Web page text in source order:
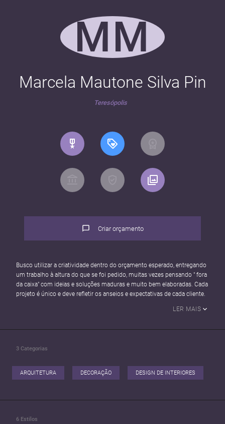
MM
Marcela Mautone Silva Pin
Teresópolis
Criar orçamento
Busco utilizar a criatividade dentro do orçamento esperado, entregando
um trabalho à altura do que se foi pedido, muitas vezes pensando " fora
da caixa" com ideias e soluções maduras e muito bem elaboradas. Cada
projeto é único e deve refletir os anseios e expectativas de cada cliente.
LER MAIS
3 Categorias
ARQUITETURA DECORAÇÃO DESIGN DE INTERIORES
6 Estilos